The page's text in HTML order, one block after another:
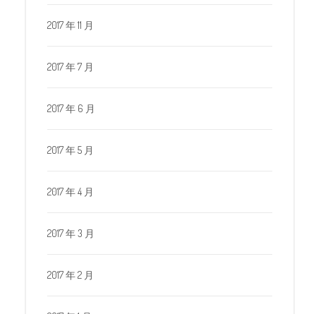
2017 年 11 月
2017 年 7 月
2017 年 6 月
2017 年 5 月
2017 年 4 月
2017 年 3 月
2017 年 2 月